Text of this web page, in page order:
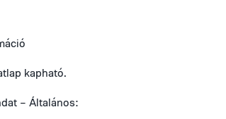
kapható.
– Általános: